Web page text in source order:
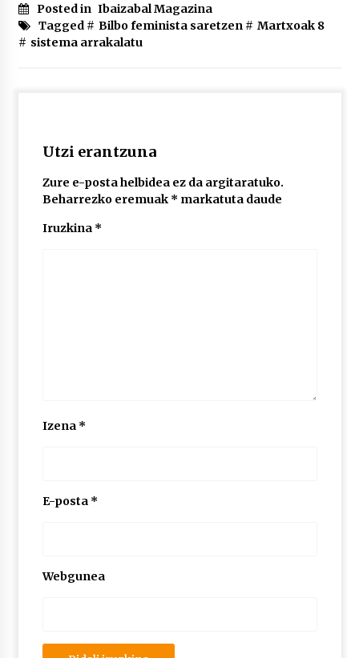
2026/07/03
MUSIBLA #297: Bide, Boards Of Canada, Somak,
Posted in Ibaizabal Magazina
Tagged # Bilbo feminista saretzen# Martxoak 8
# sistema arrakalatu
Utzi erantzuna
Zure e-posta helbidea ez da argitaratuko.
Beharrezko eremuak * markatuta daude
Iruzkina *
Izena *
E-posta *
Webgunea